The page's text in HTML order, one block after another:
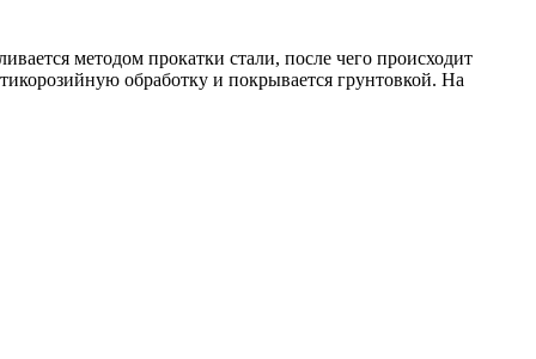
методом прокатки стали, после чего происходит
обработку и покрывается грунтовкой. На